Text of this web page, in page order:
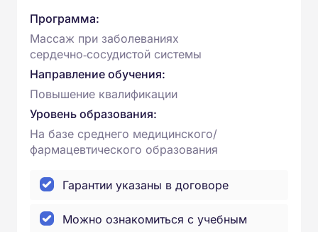
Программа:
Массаж при заболеваниях
сердечно‑сосудистой системы
Направление обучения:
Повышение квалификации
Уровень образования:
На базе среднего медицинского/
фармацевтического образования
Гарантии указаны в договоре
Можно ознакомиться с учебным